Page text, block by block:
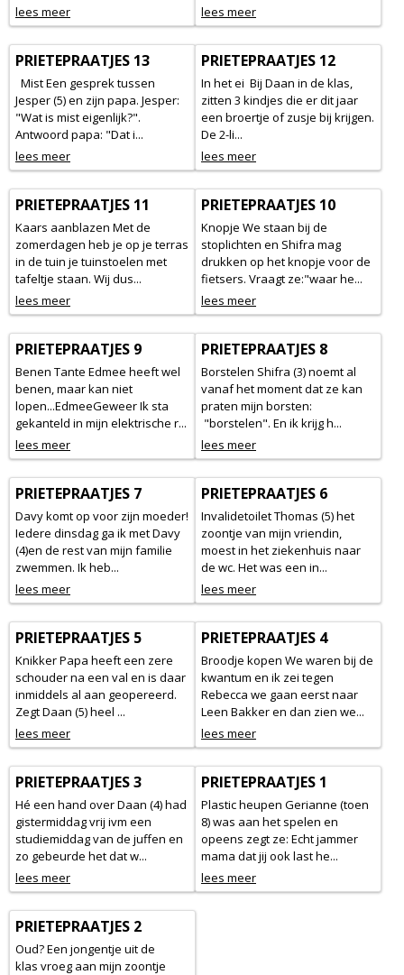
lees meer
lees meer
PRIETEPRAATJES 13
Mist Een gesprek tussen
Jesper (5) en zijn papa. Jesper:
"Wat is mist eigenlijk?".
Antwoord papa: "Dat i...
lees meer
PRIETEPRAATJES 12
In het ei Bij Daan in de klas,
zitten 3 kindjes die er dit jaar
een broertje of zusje bij krijgen.
De 2-li...
lees meer
PRIETEPRAATJES 11
Kaars aanblazen Met de
zomerdagen heb je op je terras
in de tuin je tuinstoelen met
tafeltje staan. Wij dus...
lees meer
PRIETEPRAATJES 10
Knopje We staan bij de
stoplichten en Shifra mag
drukken op het knopje voor de
fietsers. Vraagt ze:"waar he...
lees meer
PRIETEPRAATJES 9
Benen Tante Edmee heeft wel
benen, maar kan niet
lopen...EdmeeGeweer Ik sta
gekanteld in mijn elektrische r...
lees meer
PRIETEPRAATJES 8
Borstelen Shifra (3) noemt al
vanaf het moment dat ze kan
praten mijn borsten:
"borstelen". En ik krijg h...
lees meer
PRIETEPRAATJES 7
Davy komt op voor zijn moeder!
Iedere dinsdag ga ik met Davy
(4)en de rest van mijn familie
zwemmen. Ik heb...
lees meer
PRIETEPRAATJES 6
Invalidetoilet Thomas (5) het
zoontje van mijn vriendin,
moest in het ziekenhuis naar
de wc. Het was een in...
lees meer
PRIETEPRAATJES 5
Knikker Papa heeft een zere
schouder na een val en is daar
inmiddels al aan geopereerd.
Zegt Daan (5) heel ...
lees meer
PRIETEPRAATJES 4
Broodje kopen We waren bij de
kwantum en ik zei tegen
Rebecca we gaan eerst naar
Leen Bakker en dan zien we...
lees meer
PRIETEPRAATJES 3
Hé een hand over Daan (4) had
gistermiddag vrij ivm een
studiemiddag van de juffen en
zo gebeurde het dat w...
lees meer
PRIETEPRAATJES 1
Plastic heupen Gerianne (toen
8) was aan het spelen en
opeens zegt ze: Echt jammer
mama dat jij ook last he...
lees meer
PRIETEPRAATJES 2
Oud? Een jongentje uit de
klas vroeg aan mijn zoontje